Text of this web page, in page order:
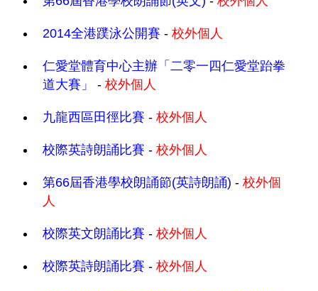
2014全港蹼泳公開賽 - 校外個人
仁愛堂體育中心主辦「二零一四仁愛堂跆拳
道大賽」
- 校外個人
九龍西區田徑比賽 - 校外個人
校際英詩朗誦比賽 - 校外個人
第66屆香港學校朗誦節(英詩朗誦) - 校外個
人
校際英文朗誦比賽 - 校外個人
校際英詩朗誦比賽 - 校外個人